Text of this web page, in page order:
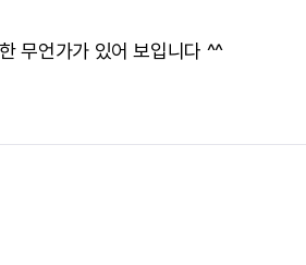
무언가가 있어 보입니다 ^^